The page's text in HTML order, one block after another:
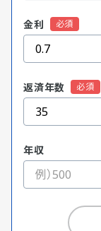
金利
返済年数
年収